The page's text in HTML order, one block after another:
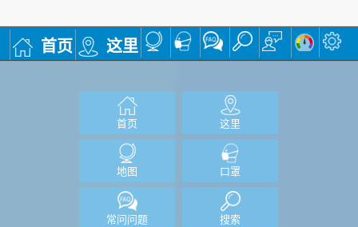
首页 这里
首页 这里
地图 口罩
常问问题 搜索